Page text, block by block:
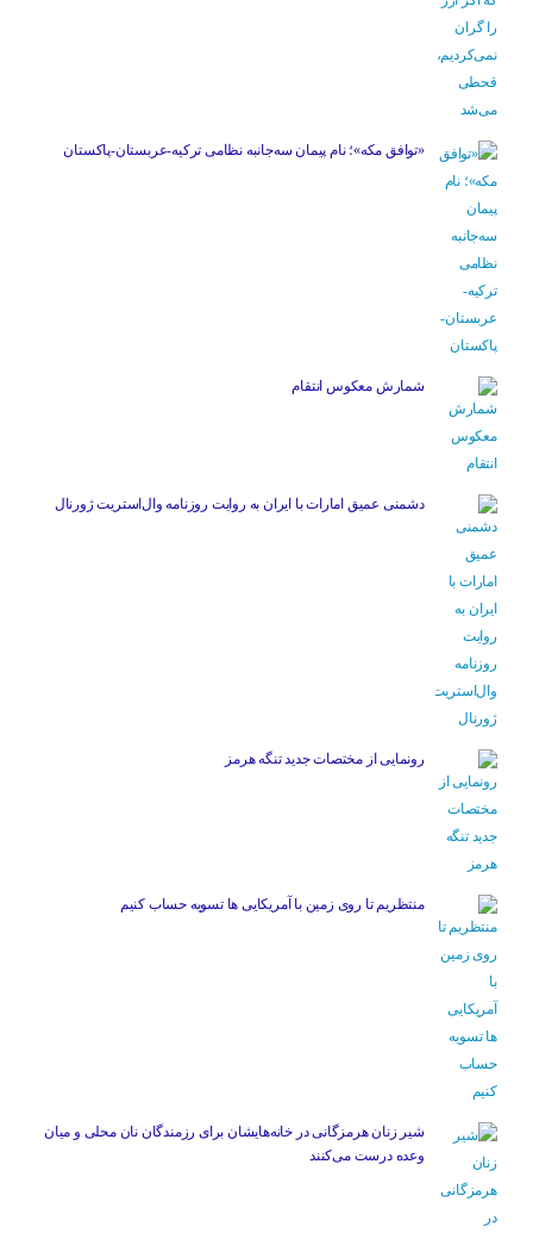
«توافق مکه»؛ نام پیمان سه‌جانبه نظامی ترکیه-عربستان-پاکستان
شمارش معکوس انتقام
دشمنی عمیق امارات با ایران به روایت روزنامه وال‌استریت ژورنال
رونمایی از مختصات جدید تنگه هرمز
منتظریم تا روی زمین با آمریکایی ها تسویه حساب کنیم
شیر زنان هرمزگانی در خانه‌هایشان برای رزمندگان نان محلی و میان
وعده درست می‌کنند